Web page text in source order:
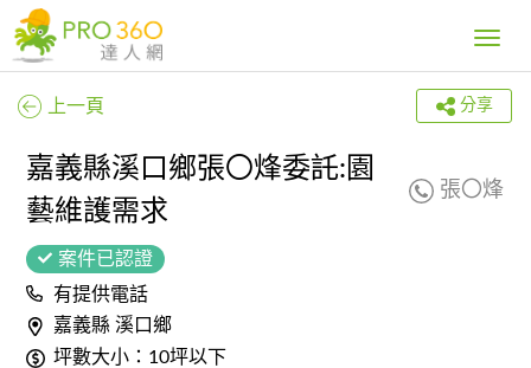
Toggle
上一頁 分享
嘉義縣溪口鄉張〇烽委託:園
藝維護需求
張〇烽
案件已認證
有提供電話
嘉義縣 溪口鄉
坪數大小：10坪以下